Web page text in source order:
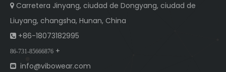
 Carretera Jinyang, ciudad de Dongyang, ciudad de
Liuyang, changsha, Hunan, China
 +86-18073182995
86-731-85666876 +
 info@vibowear.com